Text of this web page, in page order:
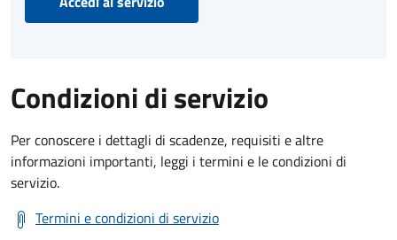
Condizioni di servizio
Per conoscere i dettagli di scadenze, requisiti e altre
informazioni importanti, leggi i termini e le condizioni di
servizio.
Termini e condizioni di servizio